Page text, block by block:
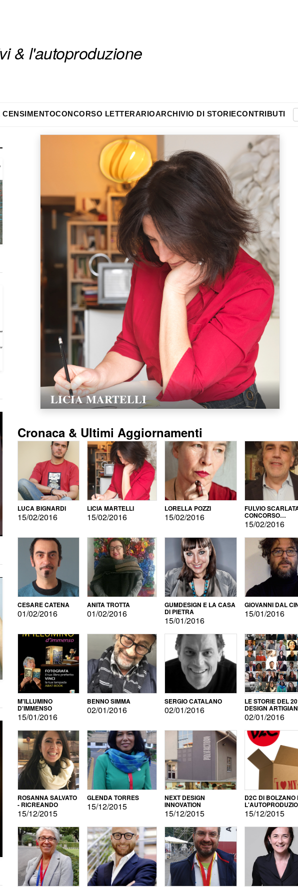
& l'autoproduzione
CENSIMENTOCONCORSO LETTERARIOARCHIVIO DI STORIECONTRIBUTI
LORELLA POZZI
Cronaca & Ultimi Aggiornamenti
LUCA BIGNARDI
15/02/2016
LICIA MARTELLI
15/02/2016
LORELLA POZZI
15/02/2016
FULVIO
CONCORSO
LETTERARIO
15/02/2016
CESARE CATENA
01/02/2016
ANITA TROTTA
01/02/2016
GUMDESIGN E LA CASA
DI PIETRA
15/01/2016
GIOVANNI DAL
15/01/2016
M'ILLUMINO
D'IMMENSO
15/01/2016
BENNO SIMMA
02/01/2016
SERGIO CATALANO
02/01/2016
LE STORIE DEL
DESIGN
02/01/2016
ROSANNA SALVATO
- RICREANDO
15/12/2015
GLENDA TORRES
15/12/2015
NEXT DESIGN
INNOVATION
15/12/2015
D2C DI BOLZANO
15/12/2015